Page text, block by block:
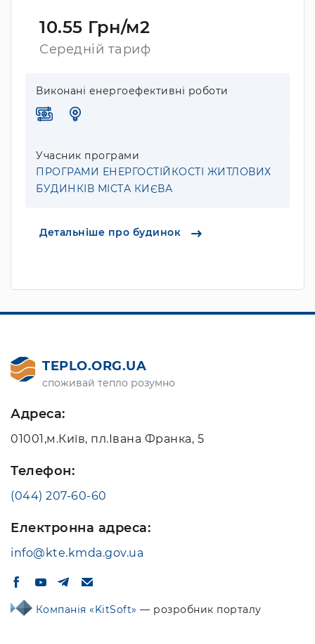
10.55 Грн/м2
Середній тариф
Виконані енергоефективні роботи
Учасник програми
ПРОГРАМИ ЕНЕРГОСТІЙКОСТІ ЖИТЛОВИХ
БУДИНКІВ МІСТА КИЄВА
Детальніше про будинок
TEPLO.ORG.UA
споживай тепло розумно
Адреса:
01001,м.Київ, пл.Івана Франка, 5
Телефон:
(044) 207-60-60
Електронна адреса:
info@kte.kmda.gov.ua
Компанія «KitSoft» — розробник порталу